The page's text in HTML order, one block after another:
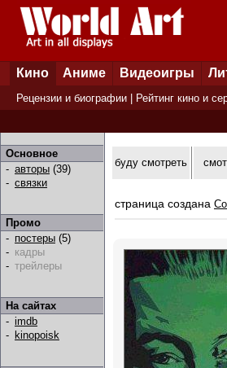
Кино Аниме Видеоигры
Рецензии и биографии Рейтинг кино и
Основное
- авторы (39)
- связки
Промо
- постеры (5)
- кадры
- трейлеры
На сайтах
- imdb
- kinopoisk
буду смотреть
страница создана